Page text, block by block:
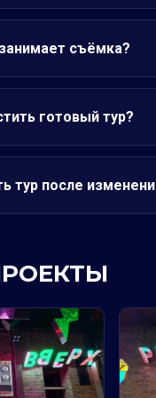
съёмка?
готовый тур?
тур после